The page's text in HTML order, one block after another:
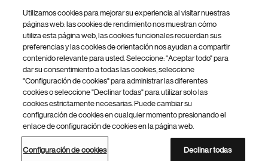
Footer Site Search
inferior
del
© 2026 Novartis AG
Política de privacidad Términos de uso
Accesibilidad
Configuración de cookies
Mapa del sitio
Utilizamos cookies para mejorar su experiencia al visitar nuestras
páginas web: las cookies de rendimiento nos muestran cómo
utiliza esta página web, las cookies funcionales recuerdan sus
preferencias y las cookies de orientación nos ayudan a compartir
contenido relevante para usted. Seleccione: "Aceptar todo" para
dar su consentimiento a todas las cookies, seleccione
"Configuración de cookies" para administrar las diferentes
cookies o seleccione "Declinar todas" para utilizar solo las
cookies estrictamente necesarias. Puede cambiar su
configuración de cookies en cualquier momento presionando el
enlace de configuración de cookies en la página web.
Configuración de cookies Declinar todas